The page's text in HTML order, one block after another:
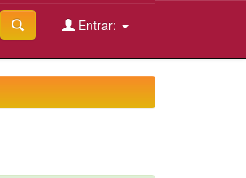
Entrar: